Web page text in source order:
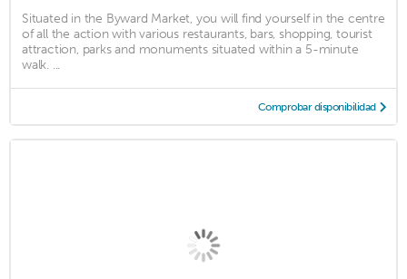
Situated in the Byward Market, you will find yourself in the centre
of all the action with various restaurants, bars, shopping, tourist
attraction, parks and monuments situated within a 5-minute
walk. ...
Comprobar disponibilidad